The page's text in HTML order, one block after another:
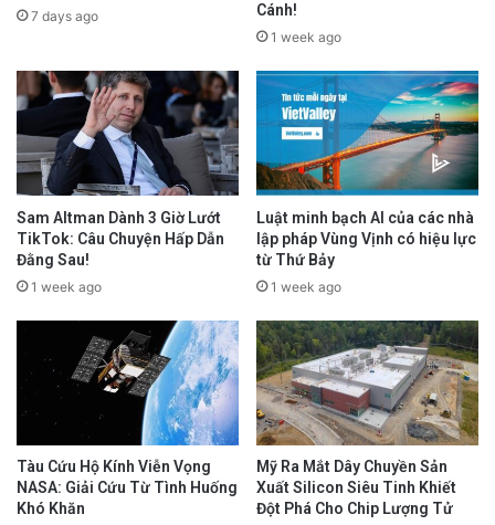
7 days ago
Cánh!
1 week ago
Sam Altman Dành 3 Giờ Lướt
TikTok: Câu Chuyện Hấp Dẫn
Đằng Sau!
1 week ago
Luật minh bạch AI của các nhà
lập pháp Vùng Vịnh có hiệu lực
từ Thứ Bảy
1 week ago
Tàu Cứu Hộ Kính Viễn Vọng
NASA: Giải Cứu Từ Tình Huống
Khó Khăn
Mỹ Ra Mắt Dây Chuyền Sản
Xuất Silicon Siêu Tinh Khiết
Đột Phá Cho Chip Lượng Tử